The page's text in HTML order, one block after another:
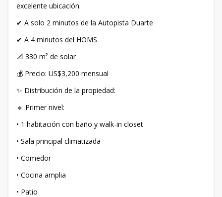
excelente ubicación.
✔ A solo 2 minutos de la Autopista Duarte
✔ A 4 minutos del HOMS
📐 330 m² de solar
💰 Precio: US$3,200 mensual
✨ Distribución de la propiedad:
🔹 Primer nivel:
• 1 habitación con baño y walk-in closet
• Sala principal climatizada
• Comedor
• Cocina amplia
• Patio